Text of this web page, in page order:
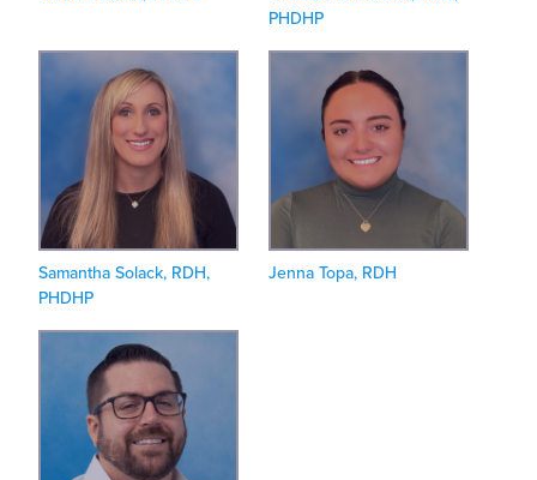
PHDHP
Samantha Solack, RDH,
PHDHP
Jenna Topa, RDH